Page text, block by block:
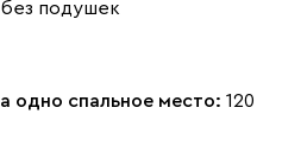
Голубой
без подушек
одно спальное место: 120